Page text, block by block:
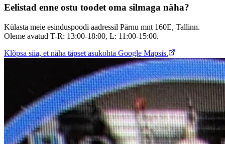
Eelistad enne ostu toodet oma silmaga näha?
Külasta meie esinduspoodi aadressil Pärnu mnt 160E, Tallinn.
Oleme avatud T-R: 13:00-18:00, L: 11:00-15:00.
Klõpsa siia, et näha täpset asukohta Google Mapsis.